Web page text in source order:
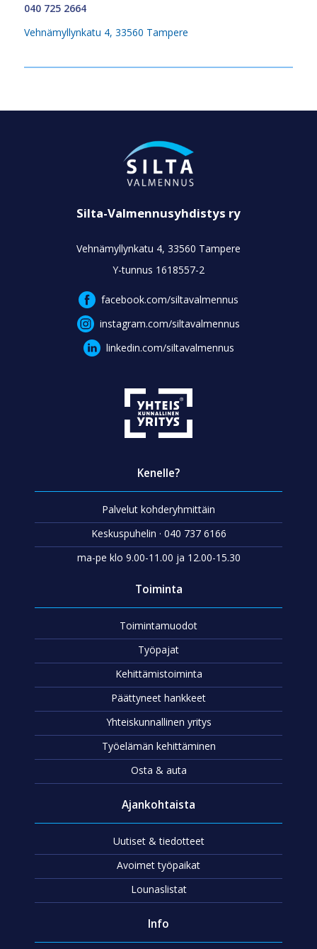
040 725 2664
Vehnämyllynkatu 4, 33560 Tampere
Silta-Valmennusyhdistys ry
Vehnämyllynkatu 4, 33560 Tampere
Y-tunnus 1618557-2
facebook.com/siltavalmennus
instagram.com/siltavalmennus
linkedin.com/siltavalmennus
Kenelle?
Palvelut kohderyhmittäin
Keskuspuhelin · 040 737 6166
ma-pe klo 9.00-11.00 ja 12.00-15.30
Toiminta
Toimintamuodot
Työpajat
Kehittämistoiminta
Päättyneet hankkeet
Yhteiskunnallinen yritys
Työelämän kehittäminen
Osta & auta
Ajankohtaista
Uutiset & tiedotteet
Avoimet työpaikat
Lounaslistat
Info